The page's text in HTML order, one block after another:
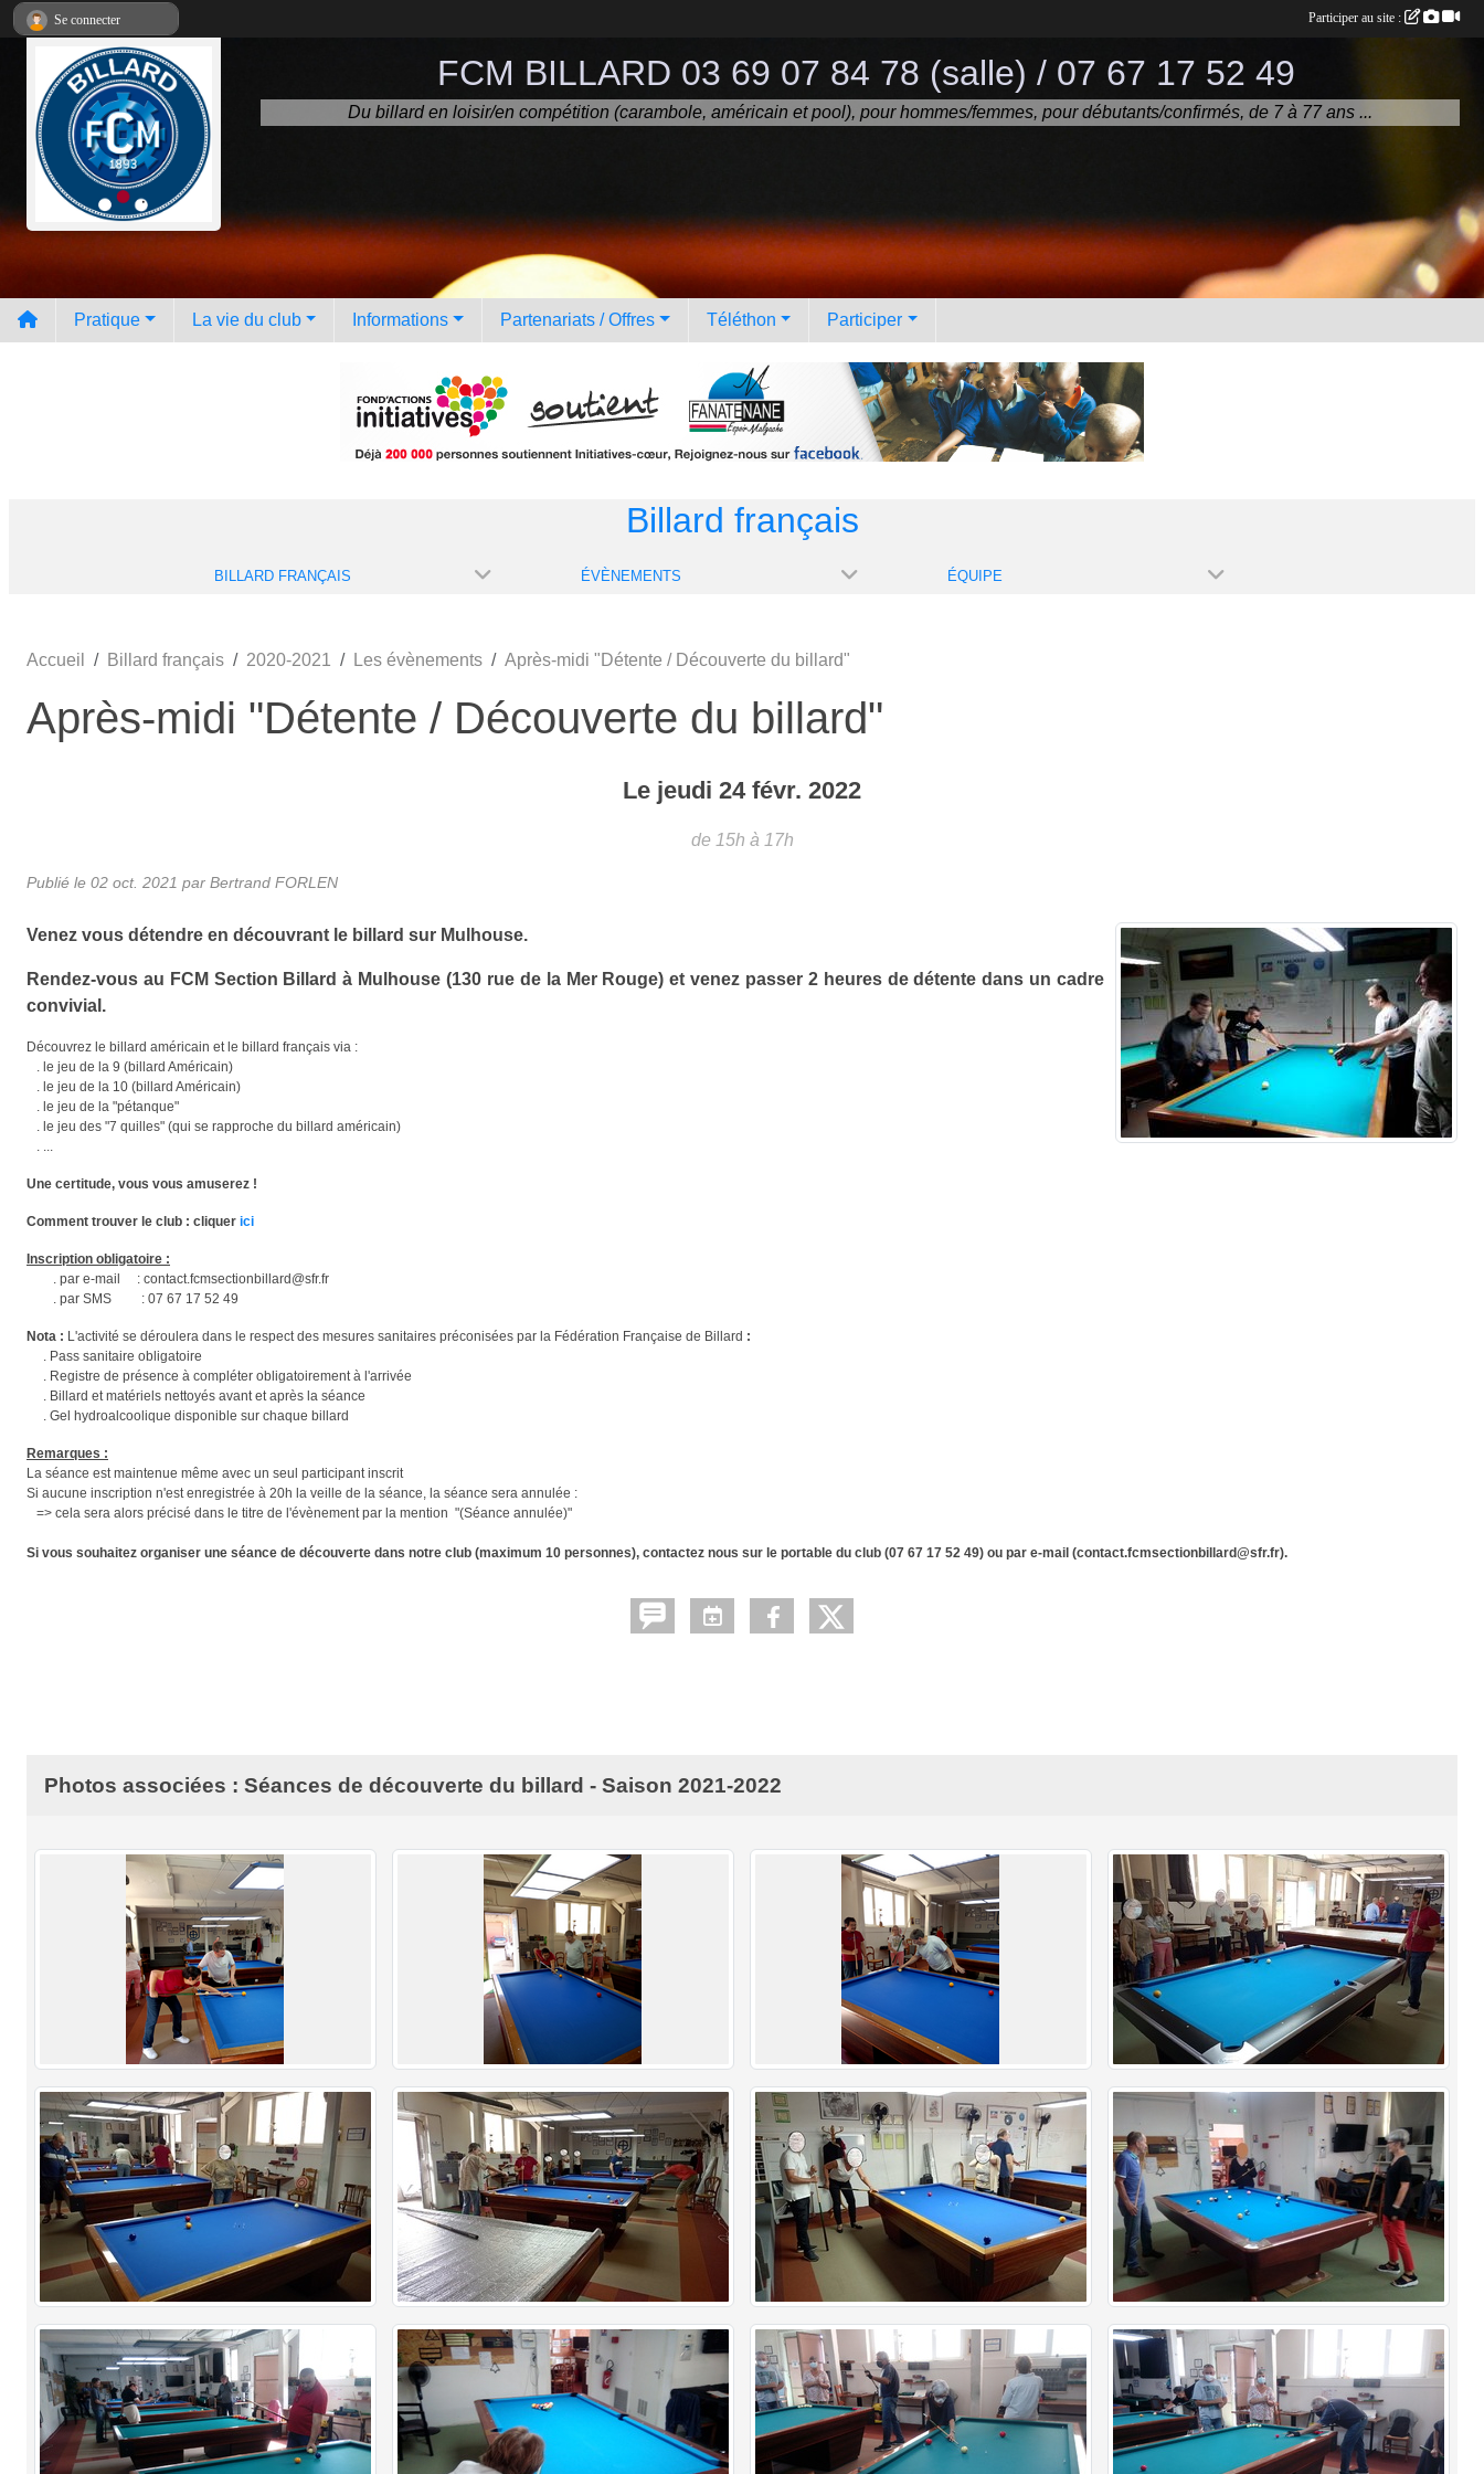
FCM BILLARD 03 69 07 84 78 (salle) / 07 67 17 52 49
Du billard en loisir/en compétition (carambole, américain et pool), pour hommes/femmes, pour débutants/confirmés, de 7 à 77 ans ...
Pratique La vie du club Informations Partenariats / Offres Téléthon Participer
Billard français
BILLARD FRANÇAIS ÉVÈNEMENTS ÉQUIPE
Accueil Billard français 2020-2021 Les évènements Après-midi "Détente / Découverte du billard"
Après-midi "Détente / Découverte du billard"
Le jeudi 24 févr. 2022
de 15h à 17h
Publié le 02 oct. 2021 par Bertrand FORLEN
Venez vous détendre en découvrant le billard sur Mulhouse.
Rendez-vous au FCM Section Billard à Mulhouse (130 rue de la Mer Rouge) et venez passer 2 heures de détente dans un cadre
convivial.
Découvrez le billard américain et le billard français via :
. le jeu de la 9 (billard Américain)
. le jeu de la 10 (billard Américain)
. le jeu de la "pétanque"
. le jeu des "7 quilles" (qui se rapproche du billard américain)
Une certitude, vous vous amuserez !
Comment trouver le club : cliquer ici
Inscription obligatoire :
. par e-mail : contact.fcmsectionbillard@sfr.fr
. par SMS : 07 67 17 52 49
Nota : L'activité se déroulera dans le respect des mesures sanitaires préconisées par la Fédération Française de Billard :
. Pass sanitaire obligatoire
. Registre de présence à compléter obligatoirement à l'arrivée
. Billard et matériels nettoyés avant et après la séance
. Gel hydroalcoolique disponible sur chaque billard
Remarques :
La séance est maintenue même avec un seul participant inscrit
Si aucune inscription n'est enregistrée à 20h la veille de la séance, la séance sera annulée :
=> cela sera alors précisé dans le titre de l'évènement par la mention "(Séance annulée)"
Si vous souhaitez organiser une séance de découverte dans notre club (maximum 10 personnes), contactez nous sur le portable du club (07 67 17 52 49) ou par e-mail (contact.fcmsectionbillard@sfr.fr).
Photos associées : Séances de découverte du billard - Saison 2021-2022
Se connecter Participer au site :
Panneau de gestion des cookies